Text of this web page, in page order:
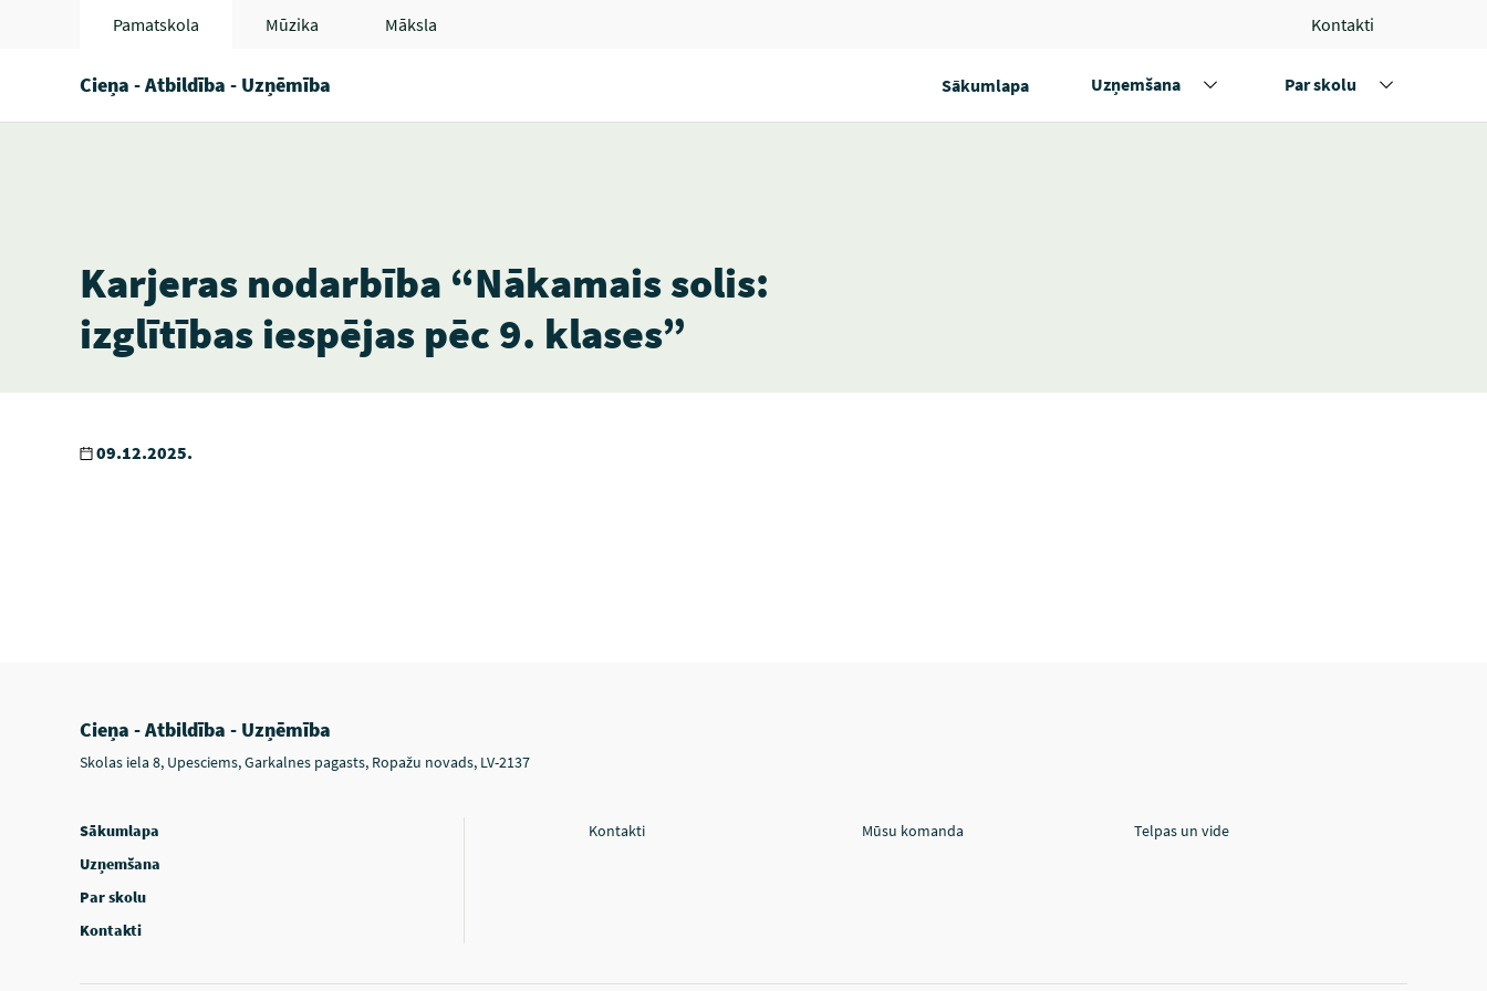
Pamatskola Mūzika Māksla Kontakti
Cieņa - Atbildība - Uzņēmība Sākumlapa Uzņemšana Par skolu
Karjeras nodarbība “Nākamais solis:
izglītības iespējas pēc 9. klases”
09.12.2025.
Cieņa - Atbildība - Uzņēmība
Skolas iela 8, Upesciems, Garkalnes pagasts, Ropažu novads, LV-2137
Sākumlapa
Uzņemšana
Par skolu
Kontakti
Kontakti Mūsu komanda Telpas un vide